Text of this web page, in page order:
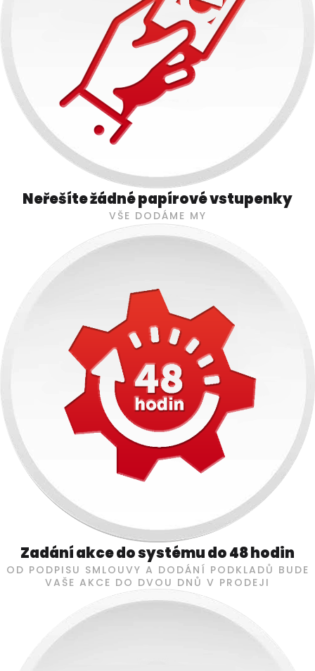
Neřešíte žádné papírové vstupenky
VŠE DODÁME MY
Zadání akce do systému do 48 hodin
OD PODPISU SMLOUVY A DODÁNÍ PODKLADŮ BUDE
VAŠE AKCE DO DVOU DNŮ V PRODEJI